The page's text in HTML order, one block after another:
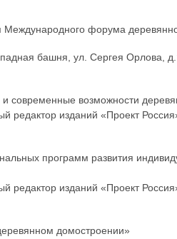
форума
башня, ул. Сергея Орлова,
современные возможности
редактор изданий «Проект
программ развития
редактор изданий «Проект
домостроении»